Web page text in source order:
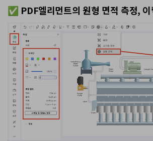
✅ PDF엘리먼트의 원형 면적 측정,